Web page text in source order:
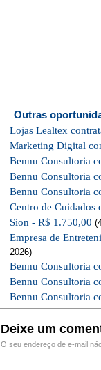
Outras
Lojas Lealtex
Marketing Digital
Bennu Consultoria
Bennu Consultoria
Bennu Consultoria
Centro de Cuidados
Sion - R$ 1.750,00
Empresa de
2026)
Bennu Consultoria
Bennu Consultoria
Bennu Consultoria
Deixe um
O seu endereço de e-mail